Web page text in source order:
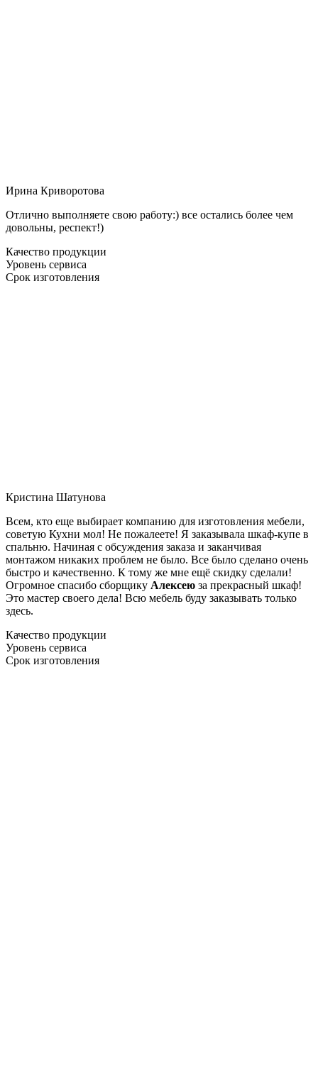
Ирина Криворотова
Отлично выполняете свою работу:) все остались более чем
довольны, респект!)
Качество продукции
Уровень сервиса
Срок изготовления
Кристина Шатунова
Всем, кто еще выбирает компанию для изготовления мебели,
советую Кухни мол! Не пожалеете! Я заказывала шкаф-купе в
спальню. Начиная с обсуждения заказа и заканчивая
монтажом никаких проблем не было. Все было сделано очень
быстро и качественно. К тому же мне ещё скидку сделали!
Огромное спасибо сборщику Алексею за прекрасный шкаф!
Это мастер своего дела! Всю мебель буду заказывать только
здесь.
Качество продукции
Уровень сервиса
Срок изготовления